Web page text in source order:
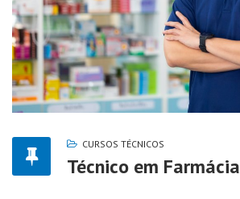
CURSOS TÉCNICOS
Técnico em Farmácia